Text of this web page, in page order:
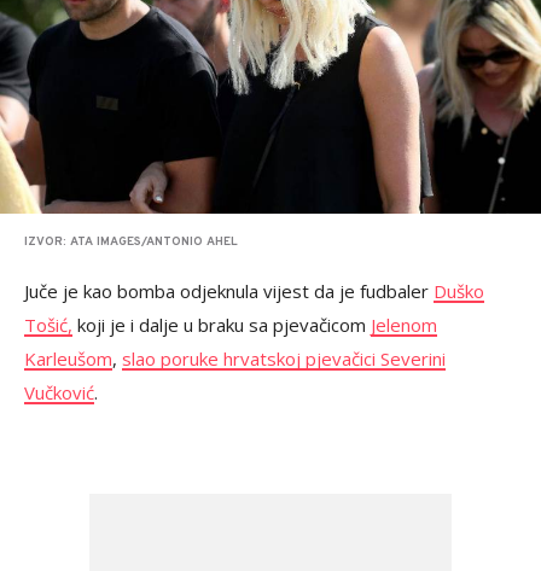
IZVOR: ATA IMAGES/ANTONIO AHEL
Juče je kao bomba odjeknula vijest da je fudbaler Duško
Tošić, koji je i dalje u braku sa pjevačicom Jelenom
Karleušom, slao poruke hrvatskoj pjevačici Severini
Vučković.